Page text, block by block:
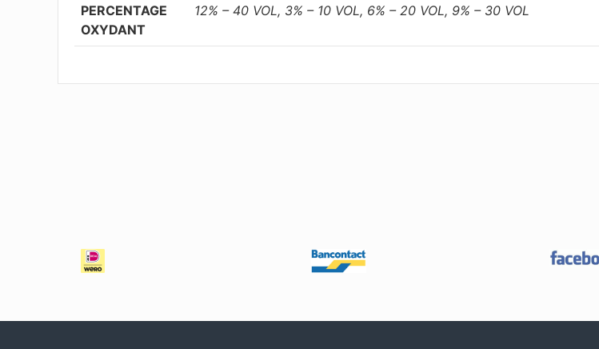
PERCENTAGE
OXYDANT
12% – 40 VOL, 3% – 10 VOL, 6% – 20 VOL, 9% – 30 VOL